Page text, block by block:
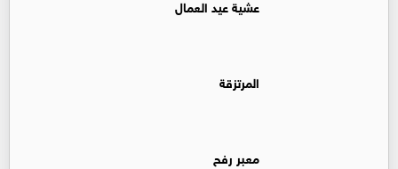
عشية عيد العمال
المرتزقة
معبر رفح